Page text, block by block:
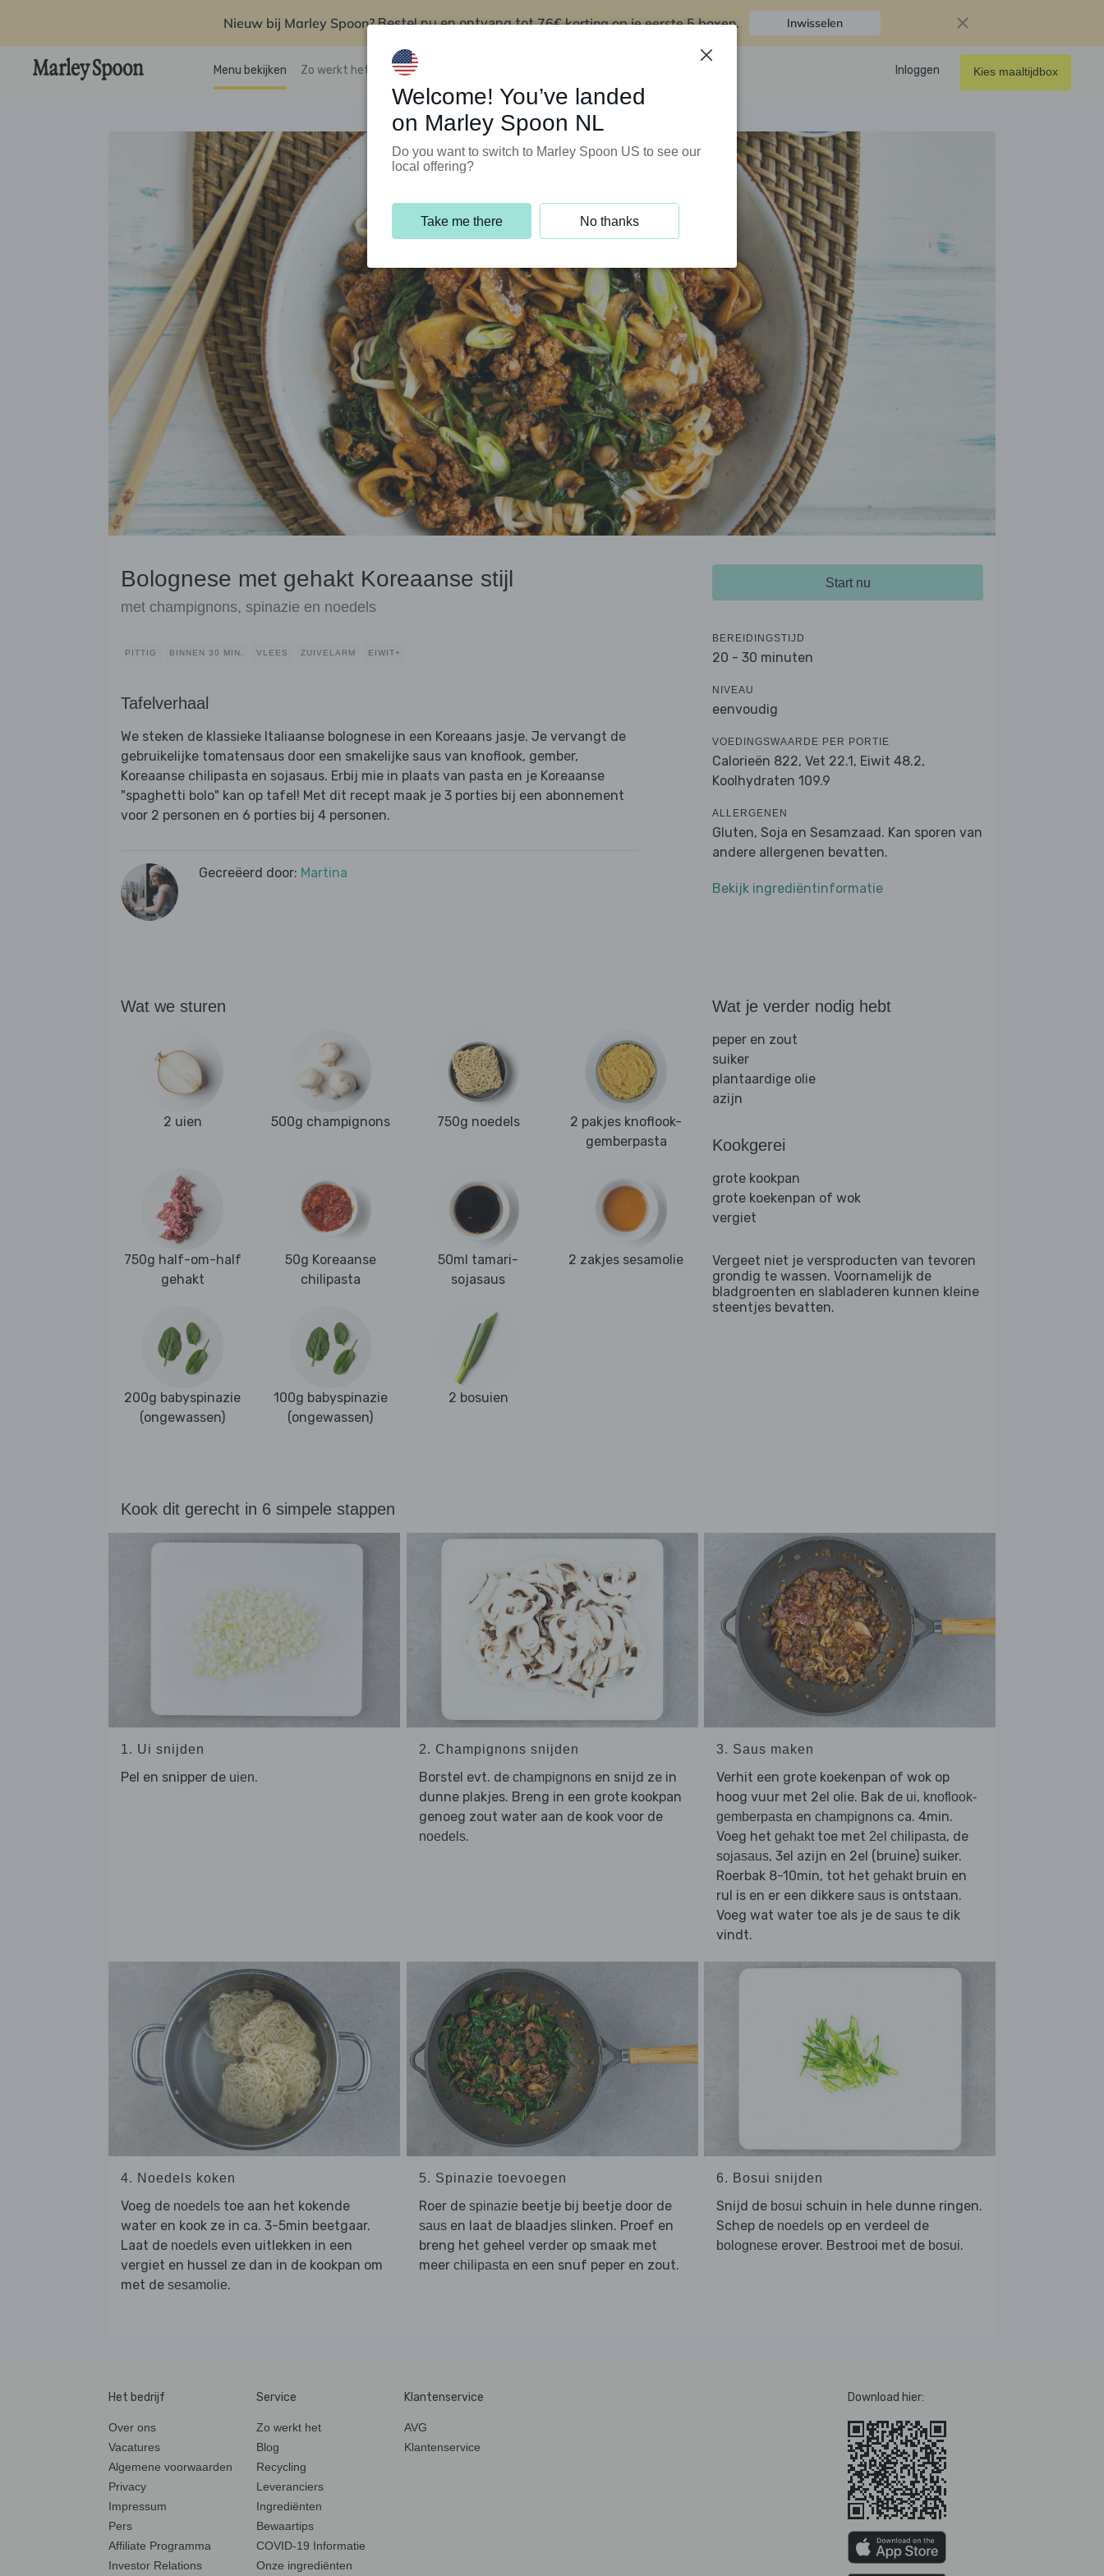
Nieuw bij Marley Spoon?Bestel nu en ontvang tot76€ korting op je eerste 5 boxen. Inwisselen
Menu bekijken Zo werkt het Klantenservice Inloggen Kies maaltijdbox
Bolognese met gehakt Koreaanse stijl
met champignons, spinazie en noedels
PITTIG BINNEN 30 MIN. VLEES ZUIVELARM EIWIT+
Tafelverhaal
We steken de klassieke Italiaanse bolognese in een Koreaans jasje. Je vervangt de
gebruikelijke tomatensaus door een smakelijke saus van knoflook, gember,
Koreaanse chilipasta en sojasaus. Erbij mie in plaats van pasta en je Koreaanse
"spaghetti bolo" kan op tafel! Met dit recept maak je 3 porties bij een abonnement
voor 2 personen en 6 porties bij 4 personen.
Gecreëerd door: Martina
Start nu
BEREIDINGSTIJD
20 - 30 minuten
NIVEAU
eenvoudig
VOEDINGSWAARDE PER PORTIE
Calorieën 822, Vet 22.1, Eiwit 48.2,
Koolhydraten 109.9
ALLERGENEN
Gluten, Soja en Sesamzaad. Kan sporen van
andere allergenen bevatten.
Bekijk ingrediëntinformatie
Wat we sturen
2 uien 500g champignons 750g noedels
2 pakjes knoflook-
gemberpasta
750g half-om-half
gehakt
50g Koreaanse
chilipasta
50ml tamari-
sojasaus
2 zakjes sesamolie
200g babyspinazie
(ongewassen)
100g babyspinazie
(ongewassen)
2 bosuien
Wat je verder nodig hebt
peper en zout
suiker
plantaardige olie
azijn
Kookgerei
grote kookpan
grote koekenpan of wok
vergiet
Vergeet niet je versproducten van tevoren
grondig te wassen. Voornamelijk de
bladgroenten en slabladeren kunnen kleine
steentjes bevatten.
Kook dit gerecht in 6 simpele stappen
1. Ui snijden
Pel en snipper de uien.
2. Champignons snijden
Borstel evt. de champignonsen snijd ze in
dunne plakjes. Breng in een grote kookpan
genoeg zout water aan de kook voor de
noedels.
3. Saus maken
Verhit een grote koekenpan of wok op
hoog vuur met 2el olie. Bak de ui, knoflook-
gemberpasta en champignons ca. 4min.
Voeg het gehakttoe met 2el chilipasta, de
sojasaus, 3el azijn en 2el (bruine) suiker.
Roerbak 8-10min, tot het gehaktbruin en
rul is en er een dikkere saus is ontstaan.
Voeg wat water toe als je de saus te dik
vindt.
4. Noedels koken
Voeg de noedels toe aan het kokende
water en kook ze in ca. 3-5min beetgaar.
Laat de noedels even uitlekken in een
vergiet en hussel ze dan in de kookpan om
met de sesamolie.
5. Spinazie toevoegen
Roer de spinazie beetje bij beetje door de
sausen laat de blaadjes slinken. Proef en
breng het geheel verder op smaak met
meer chilipasta en een snuf peper en zout.
6. Bosui snijden
Snijd de bosui schuin in hele dunne ringen.
Schep de noedels op en verdeel de
bolognese erover. Bestrooi met de bosui.
Het bedrijf
Over ons
Vacatures
Algemene voorwaarden
Privacy
Impressum
Pers
Affiliate Programma
Investor Relations
Service
Zo werkt het
Blog
Recycling
Leveranciers
Ingrediënten
Bewaartips
COVID-19 Informatie
Onze ingrediënten
Klantenservice
AVG
Klantenservice
Download hier:
Welcome! You’ve landed
on Marley Spoon NL
Do you want to switch to Marley Spoon US to see our
local offering?
Take me there No thanks